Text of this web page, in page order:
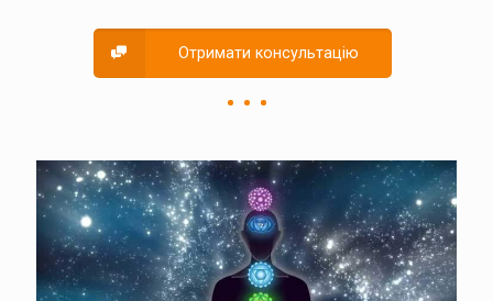
Отримати консультацію